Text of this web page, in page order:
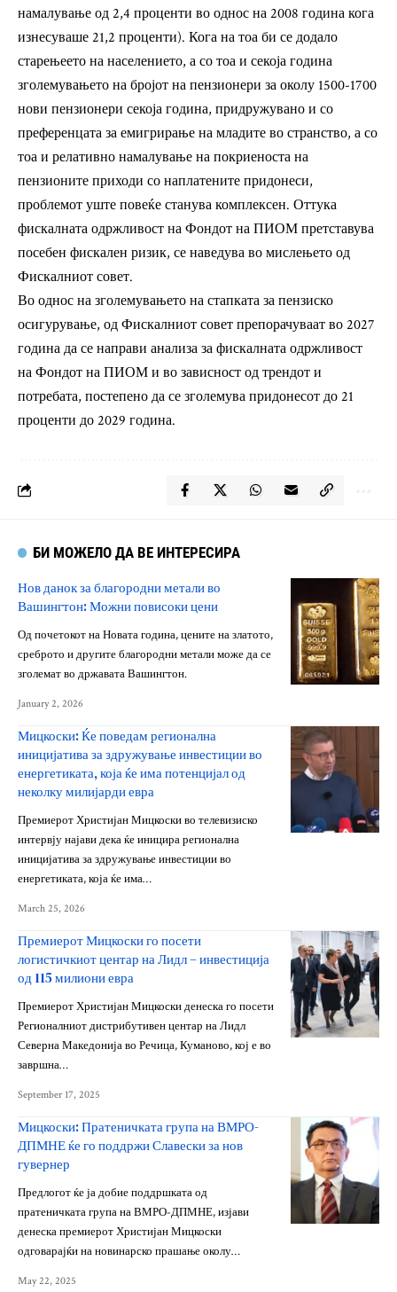
намалување од 2,4 проценти во однос на 2008 година кога
изнесуваше 21,2 проценти). Кога на тоа би се додало
старењеето на населението, а со тоа и секоја година
зголемувањето на бројот на пензионери за околу 1500-1700
нови пензионери секоја година, придружувано и со
преференцата за емигрирање на младите во странство, а со
тоа и релативно намалување на покриеноста на
пензионите приходи со наплатените придонеси,
проблемот уште повеќе станува комплексен. Оттука
фискалната одржливост на Фондот на ПИОМ претставува
посебен фискален ризик, се наведува во мислењето од
Фискалниот совет.
Во однос на зголемувањето на стапката за пензиско
осигурување, од Фискалниот совет препорачуваат во 2027
година да се направи анализа за фискалната одржливост
на Фондот на ПИОМ и во зависност од трендот и
потребата, постепено да се зголемува придонесот до 21
проценти до 2029 година.
БИ МОЖЕЛО ДА ВЕ ИНТЕРЕСИРА
Нов данок за благородни метали во
Вашингтон: Можни повисоки цени
Од почетокот на Новата година, цените на златото,
среброто и другите благородни метали може да се
зголемат во државата Вашингтон.
January 2, 2026
Мицкоски: Ќе поведам регионална
иницијатива за здружување инвестиции во
енергетиката, која ќе има потенцијал од
неколку милијарди евра
Премиерот Христијан Мицкоски во телевизиско
интервју најави дека ќе иницира регионална
иницијатива за здружување инвестиции во
енергетиката, која ќе има…
March 25, 2026
Премиерот Мицкоски го посети
логистичкиот центар на Лидл – инвестиција
од 115 милиони евра
Премиерот Христијан Мицкоски денеска го посети
Регионалниот дистрибутивен центар на Лидл
Северна Македонија во Речица, Куманово, кој е во
завршна…
September 17, 2025
Мицкоски: Пратеничката група на ВМРО-
ДПМНЕ ќе го поддржи Славески за нов
гувернер
Предлогот ќе ја добие поддршката од
пратеничката група на ВМРО-ДПМНЕ, изјави
денеска премиерот Христијан Мицкоски
одговарајќи на новинарско прашање околу…
May 22, 2025